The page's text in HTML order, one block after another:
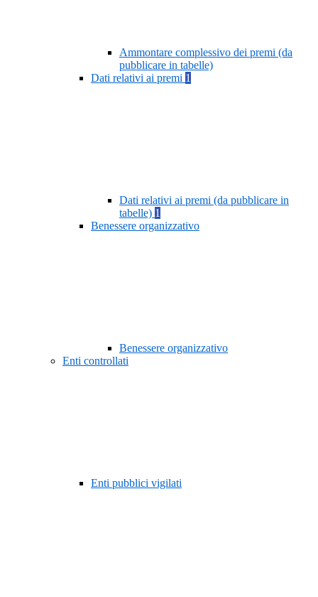
Ammontare complessivo dei premi (da
pubblicare in tabelle)
Dati relativi ai premi 1
Dati relativi ai premi (da pubblicare in
tabelle) 1
Benessere organizzativo
Benessere organizzativo
Enti controllati
Enti pubblici vigilati